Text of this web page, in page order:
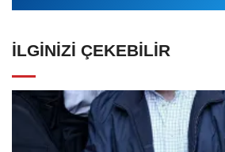
İLGINIZI ÇEKEBILIR